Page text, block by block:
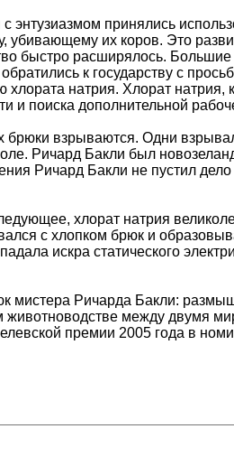
энтузиазмом принялись
убивающему их коров. Это
быстро расширялось.
к государству с
хлората натрия. Хлорат
и поиска дополнительной
взрываются. Одни
Ричард Бакли был
Ричард Бакли не пустил
хлорат натрия
с хлопком брюк и
искра статического
мистера Ричарда Бакли:
животноводстве между двумя
премии 2005 года в